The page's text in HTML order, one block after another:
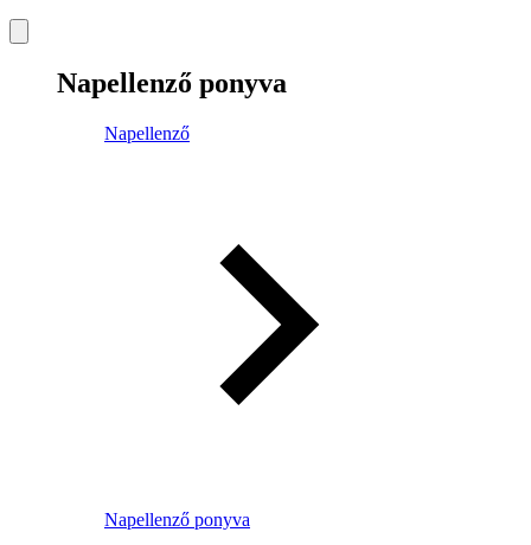
Napellenző ponyva
Napellenző
Napellenző ponyva